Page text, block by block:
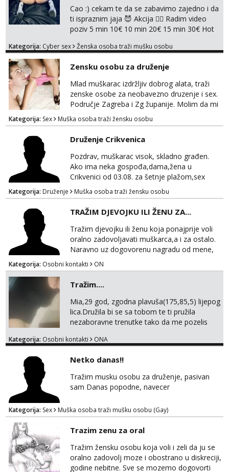
Cao :) cekam te da se zabavimo zajedno i da
ti ispraznim jaja 😈 Akcija 👇🏽 Radim video
poziv 5 min 10€ 10 min 20€ 15 min 30€ Hot
online Cekam te javi mi se porukom 😈👇🏽👇🏽
+385919904531
Kategorija: Cyber sex Ženska osoba traži mušku osobu
Zensku osobu za druženje
Mlad muškarac izdržljiv dobrog alata, traži
zenske osobe za neobavezno druzenje i sex.
Područje Zagreba i Zg županije. Molim da mi
se javljaju samo ženske osobe, muškarci i
parovi me ne zanimaju. Poruka, poziv ili
WhatsApp 0917339834
Kategorija: Sex Muška osoba traži žensku osobu
Druženje Crikvenica
Pozdrav, muškarac visok, skladno građen.
Ako ima neka gospođa,dama,žena u
Crikvenici od 03.08. za šetnje plažom,sex
,ljetnu romansu...
Kategorija: Druženje Muška osoba traži žensku osobu
TRAŽIM DJEVOJKU ILI ŽENU ZA...
Tražim djevojku ili ženu koja ponajprije voli
oralno zadovoljavati muškarca,a i za ostalo.
Naravno uz dogovorenu nagradu od mene,
Kategorija: Osobni kontakti ON
Tražim....
Mia,29 god, zgodna plavuša(175,85,5) lijepog
lica.Družila bi se sa tobom te ti pružila
nezaboravne trenutke tako da me pozelis
Uvjet-tvoj prostor/hotel....Za online dogovor..
te..
Kategorija: Osobni kontakti ONA
Netko danas!!
Tražim musku osobu za druženje, pasivan
sam Danas popodne, navecer
Kategorija: Sex Muška osoba traži mušku osobu (Gay)
Trazim zenu za oral
Tražim žensku osobu koja voli i zeli da ju se
oralno zadovolj moze i obostrano u diskreciji,
godine nebitne. Sve se mozemo dogovorti